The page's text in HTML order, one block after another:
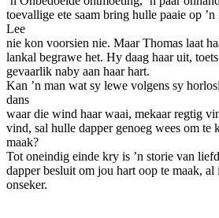
product
page
toevallige ete saam bring hulle paaie op
Lee
nie kon voorsien nie. Maar Thomas laat
lankal begrawe het. Hy daag haar uit,
gevaarlik naby aan haar hart.
Kan ’n man wat sy lewe volgens sy
dans
waar die wind haar waai, mekaar regtig
vind, sal hulle dapper genoeg wees om te
maak?
Tot oneindig einde kry is ’n storie van
dapper besluit om jou hart oop te maak, al
onseker.